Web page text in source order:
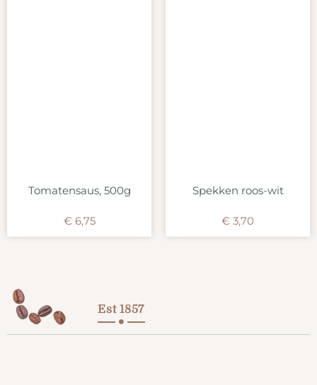
Tomatensaus, 500g
€ 6,75
Spekken roos-wit
€ 3,70
Est 1857